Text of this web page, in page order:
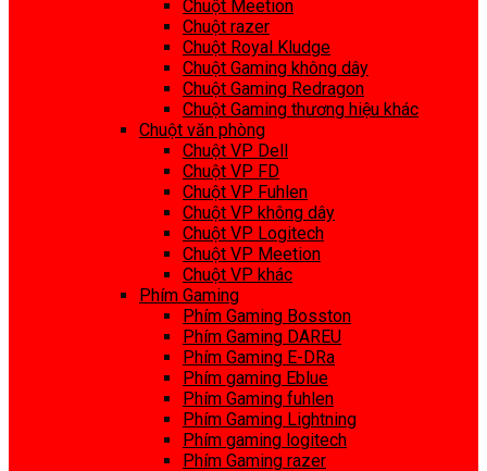
Chuột Meetion
Chuột razer
Chuột Royal Kludge
Chuột Gaming không dây
Chuột Gaming Redragon
Chuột Gaming thương hiệu khác
Chuột văn phòng
Chuột VP Dell
Chuột VP FD
Chuột VP Fuhlen
Chuột VP không dây
Chuột VP Logitech
Chuột VP Meetion
Chuột VP khác
Phím Gaming
Phím Gaming Bosston
Phím Gaming DAREU
Phím Gaming E-DRa
Phím gaming Eblue
Phím Gaming fuhlen
Phím Gaming Lightning
Phím gaming logitech
Phím Gaming razer